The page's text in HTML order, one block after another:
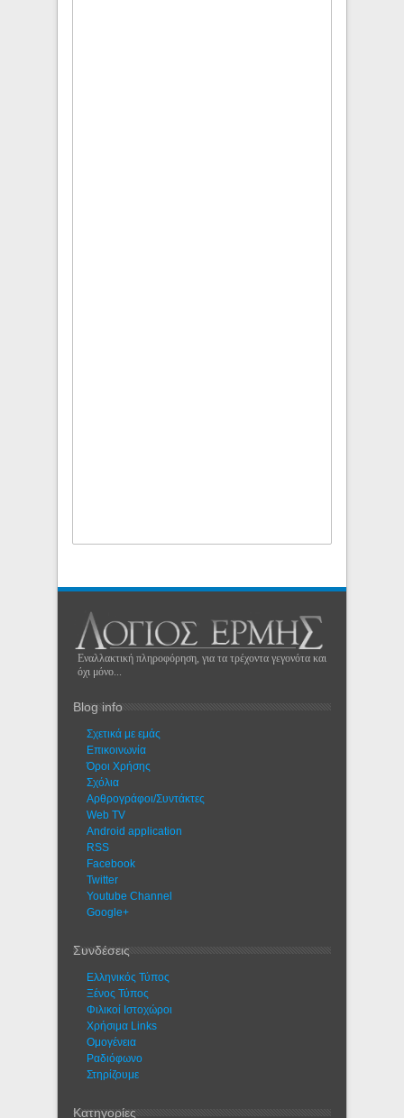
Εναλλακτική πληροφόρηση, για τα τρέχοντα γεγονότα και
όχι μόνο...
Blog info
Σχετικά με εμάς
Eπικοινωνία
Όροι Χρήσης
Σχόλια
Αρθρογράφοι/Συντάκτες
Web TV
Android application
RSS
Facebook
Twitter
Youtube Channel
Google+
Συνδέσεις
Ελληνικός Τύπος
Ξένος Τύπος
Φιλικοί Ιστοχώροι
Χρήσιμα Links
Ομογένεια
Ραδιόφωνο
Στηρίζουμε
Κατηγορίες